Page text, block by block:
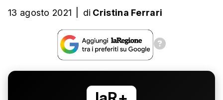
13 agosto 2021 di Cristina Ferrari